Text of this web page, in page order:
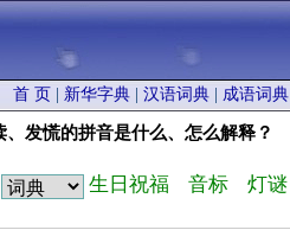
首 页 新华字典 汉语词典 成语词典
发慌的拼音是什么、怎么解释？
生日祝福 音标 灯谜